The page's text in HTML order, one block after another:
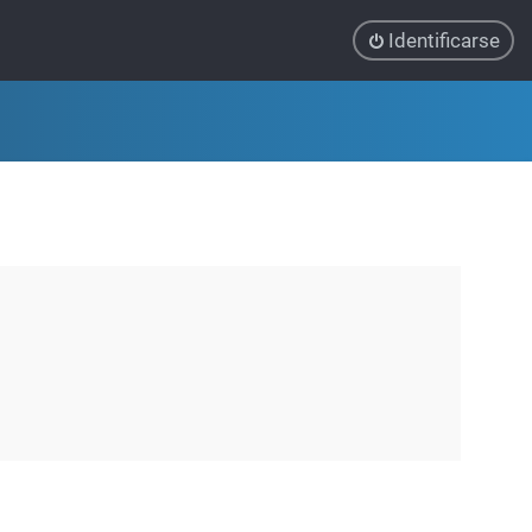
Identificarse